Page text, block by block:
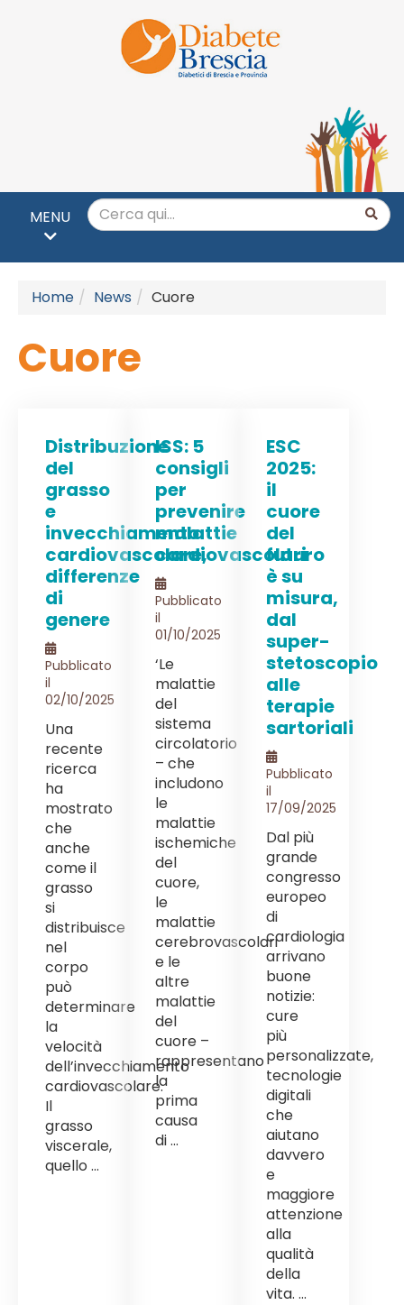
Home News Cuore
Cuore
Distribuzione
del
grasso
e
invecchiamento
cardiovascolare,
differenze
di
genere
Pubblicato
il
02/10/2025
Una
recente
ricerca
ha
mostrato
che
anche
come il
grasso
si
distribuisce
nel
corpo
può
determinare
la
velocità
dell’invecchiamento
cardiovascolare.
Il
grasso
viscerale,
quello ...
ISS: 5
consigli
per
prevenire
malattie
cardiovascolari
Pubblicato
il
01/10/2025
‘Le
malattie
del
sistema
circolatorio
– che
includono
le
malattie
ischemiche
del
cuore,
le
malattie
cerebrovascolari
e le
altre
malattie
del
cuore –
rappresentano
la
prima
causa
di ...
ESC
2025:
il
cuore
del
futuro
è su
misura,
dal
super-
stetoscopio
alle
terapie
sartoriali
Pubblicato
il
17/09/2025
Dal più
grande
congresso
europeo
di
cardiologia
arrivano
buone
notizie:
cure
più
personalizzate,
tecnologie
digitali
che
aiutano
davvero
e
maggiore
attenzione
alla
qualità
della
vita. ...